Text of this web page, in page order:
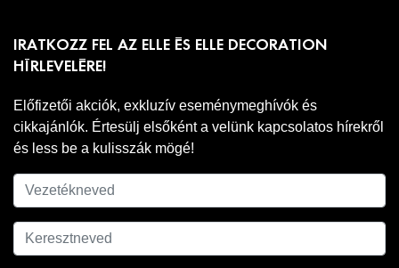
IRATKOZZ FEL AZ ELLE ÉS ELLE DECORATION
HÍRLEVELÉRE!
Előfizetői akciók, exkluzív eseménymeghívók és
cikkajánlók. Értesülj elsőként a velünk kapcsolatos hírekről
és less be a kulisszák mögé!